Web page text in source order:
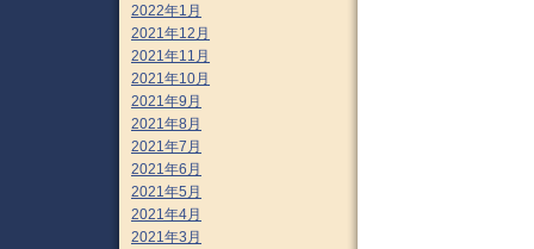
2022年1月
2021年12月
2021年11月
2021年10月
2021年9月
2021年8月
2021年7月
2021年6月
2021年5月
2021年4月
2021年3月